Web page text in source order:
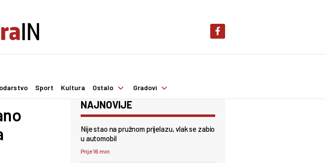
Sport Kultura Ostalo Gradovi
NAJNOVIJE
Nije stao na pružnom prijelazu, vlak se zabio
u automobil
Prije 16 min